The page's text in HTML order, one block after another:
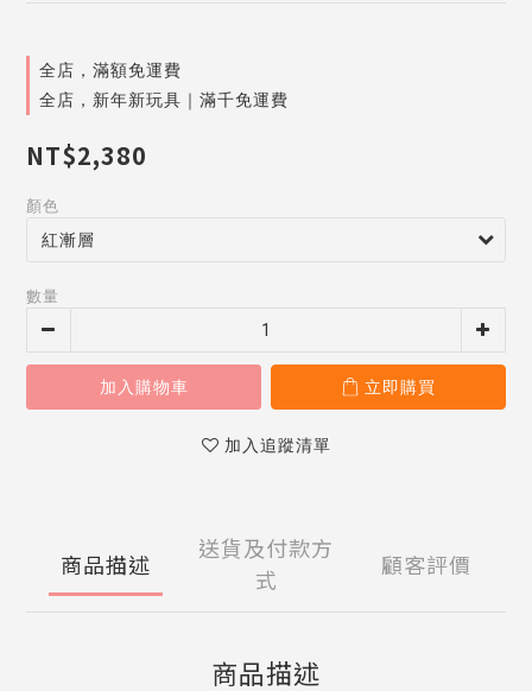
全店，滿額免運費
全店，新年新玩具｜滿千免運費
NT$2,380
顏色
數量
加入購物車 立即購買
加入追蹤清單
商品描述
送貨及付款方
式
顧客評價
商品描述